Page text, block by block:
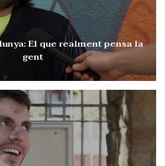
El que realment pensa la
gent